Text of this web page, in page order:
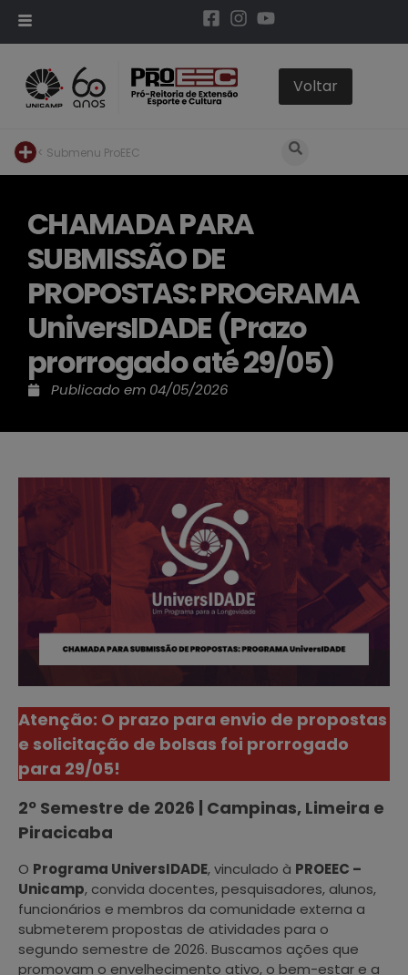
< Submenu ProEEC
CHAMADA PARA
SUBMISSÃO DE
PROPOSTAS: PROGRAMA
UniversIDADE (Prazo
prorrogado até 29/05)
Publicado em 04/05/2026
Atenção: O prazo para envio de propostas
e solicitação de bolsas foi prorrogado
para 29/05!
2º Semestre de 2026 | Campinas, Limeira e
Piracicaba
O Programa UniversIDADE, vinculado à PROEEC –
Unicamp, convida docentes, pesquisadores, alunos,
funcionários e membros da comunidade externa a
submeterem propostas de atividades para o
segundo semestre de 2026. Buscamos ações que
promovam o envelhecimento ativo, o bem-estar e a